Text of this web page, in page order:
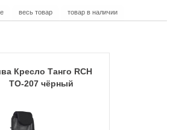
весь товар товар в наличии
Кресло Танго RCH
TO-207 чёрный